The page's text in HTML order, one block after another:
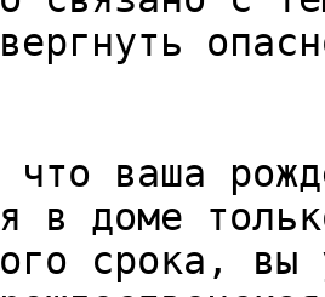
что ваша
в доме
срока, вы